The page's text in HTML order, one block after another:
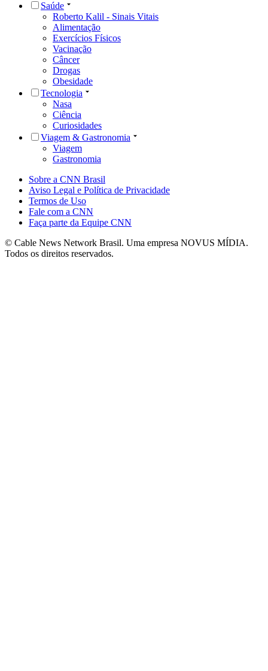
Saúde
Roberto Kalil - Sinais Vitais
Alimentação
Exercícios Físicos
Vacinação
Câncer
Drogas
Obesidade
Tecnologia
Nasa
Ciência
Curiosidades
Viagem & Gastronomia
Viagem
Gastronomia
Sobre a CNN Brasil
Aviso Legal e Política de Privacidade
Termos de Uso
Fale com a CNN
Faça parte da Equipe CNN
© Cable News Network Brasil. Uma empresa NOVUS MÍDIA.
Todos os direitos reservados.